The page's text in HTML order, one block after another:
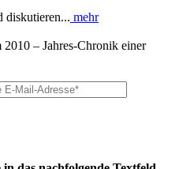
diskutieren... mehr
– Jahres-Chronik einer